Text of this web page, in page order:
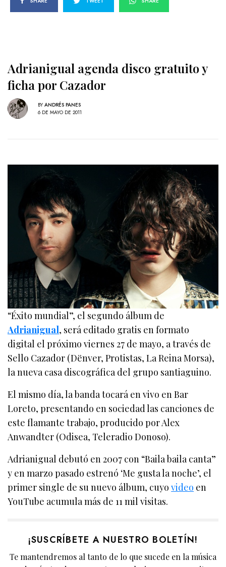
Adrianigual agenda disco gratuito y
ficha por Cazador
BY ANDRÉS PANES
6 DE MAYO DE 2011
“Éxito mundial”, el segundo álbum de
Adrianigual, será editado gratis en formato
digital el próximo viernes 27 de mayo, a través de
Sello Cazador (Dënver, Protistas, La Reina Morsa),
la nueva casa discográfica del grupo santiaguino.
El mismo día, la banda tocará en vivo en Bar
Loreto, presentando en sociedad las canciones de
este flamante trabajo, producido por Alex
Anwandter (Odisea, Teleradio Donoso).
Adrianigual debutó en 2007 con “Baila baila canta”
y en marzo pasado estrenó ‘Me gusta la noche’, el
primer single de su nuevo álbum, cuyovideo en
YouTube acumula más de 11 mil visitas.
¡SUSCRÍBETE A NUESTRO BOLETÍN!
Te mantendremos al tanto de lo que sucede en la música